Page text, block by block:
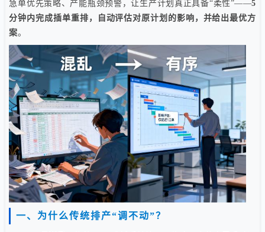
急单优先策略、产能瓶颈预警，让生产计划真正具备“柔性”——5
分钟内完成插单重排，自动评估对原计划的影响，并给出最优方
案。
一、为什么传统排产“调不动”？